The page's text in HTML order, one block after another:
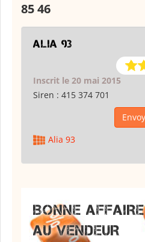
85 46
Alia 93
Inscrit le 20 mai 2015
Siren : 415 374 701
Alia 93
BONNE
AU VENDEUR